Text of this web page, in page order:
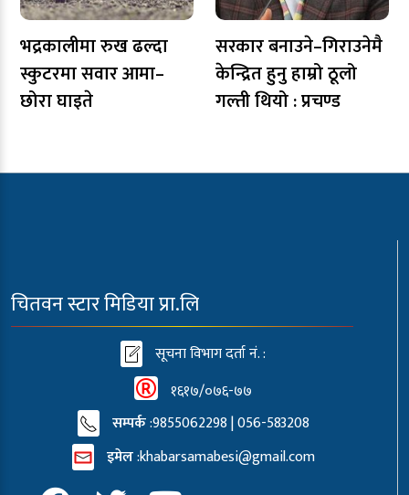
भद्रकालीमा रुख ढल्दा
स्कुटरमा सवार आमा–
छोरा घाइते
सरकार बनाउने–गिराउनेमै
केन्द्रित हुनु हाम्रो ठूलो
गल्ती थियो : प्रचण्ड
चितवन स्टार मिडिया प्रा.लि
सूचना विभाग दर्ता नं. :
१६१७/०७६-७७
सम्पर्क:9855062298 | 056-583208
इमेल:khabarsamabesi@gmail.com